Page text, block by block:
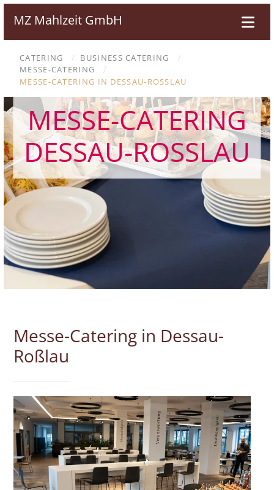
MZ Mahlzeit GmbH
CATERING / BUSINESS CATERING /
MESSE-CATERING /
MESSE-CATERING IN DESSAU-ROSSLAU
MESSE-CATERING
DESSAU-ROSSLAU
Messe-Catering in Dessau-
Roßlau